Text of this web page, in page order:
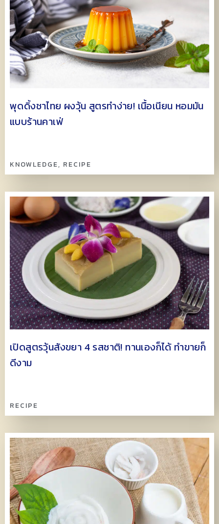
พุดดิ้งชาไทย ผงวุ้น สูตรทำง่าย! เนื้อเนียน หอมมัน
แบบร้านคาเฟ่
KNOWLEDGE, RECIPE
เปิดสูตรวุ้นสังขยา 4 รสชาติ! ทานเองก็ได้ ทำขายก็
ดีงาม
RECIPE